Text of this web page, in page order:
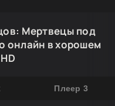
Мертвецы под
онлайн в хорошем
Плеер 3